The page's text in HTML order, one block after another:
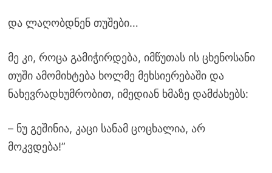
და ლაღობდნენ თუშები…
მე კი, როცა გამიჭირდება, იმწუთას ის ცხენოსანი
თუში ამომიხტება ხოლმე მეხსიერებაში და
ნახევრადხუმრობით, იმედიან ხმაზე დამძახებს:
– ნუ გეშინია, კაცი სანამ ცოცხალია, არ
მოკვდება!”